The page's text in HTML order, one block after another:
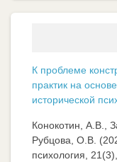
К проблеме
практик на
исторической
Конокотин, А.В.,
Рубцова, О.В.
психология,